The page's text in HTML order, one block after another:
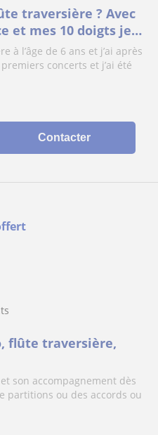
traversière ? Avec
et mes 10 doigts je
??
à l’âge de 6 ans et j’ai après
concerts et j’ai été
Contacter
flûte traversière,
son accompagnement dès
partitions ou des accords ou